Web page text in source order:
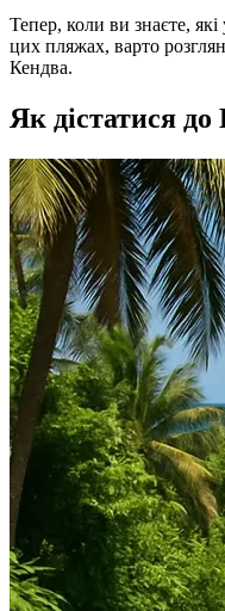
Тепер, коли ви знаєте,
цих пляжах, варто
Кендва.
Як дістатися